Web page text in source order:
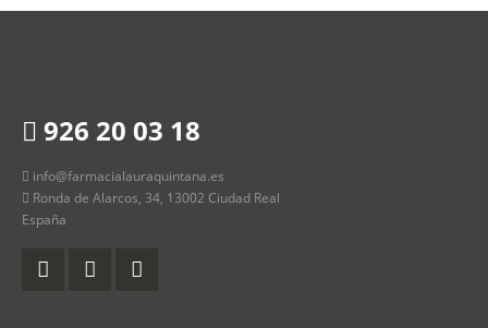
926 20 03 18
info@farmacialauraquintana.es
Ronda de Alarcos, 34, 13002 Ciudad Real
España